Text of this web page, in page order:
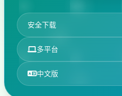
安全下载
多平台
中文版